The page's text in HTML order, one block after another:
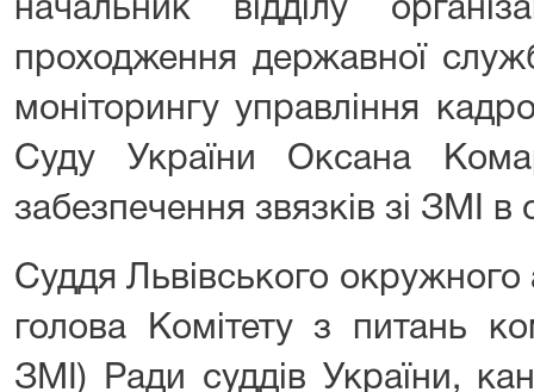
начальник відділу
проходження державної
моніторингу управління
Суду України Оксана
забезпечення звязків зі ЗМІ в
Суддя Львівського окружного
голова Комітету з питань
ЗМІ) Ради суддів України,